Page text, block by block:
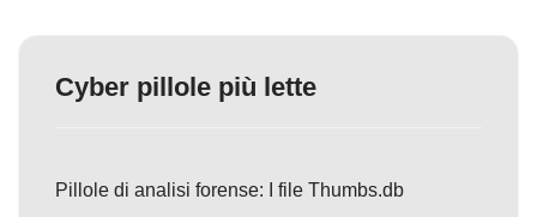
Cyber pillole più lette
Pillole di analisi forense: I file Thumbs.db